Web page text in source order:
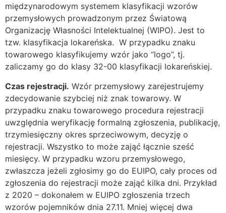
międzynarodowym systemem klasyfikacji wzorów
przemysłowych prowadzonym przez Światową
Organizację Własności Intelektualnej (WIPO). Jest to
tzw. klasyfikacja lokareńska. W przypadku znaku
towarowego klasyfikujemy wzór jako “logo”, tj.
zaliczamy go do klasy 32-00 klasyfikacji lokareńskiej.
Czas rejestracji. Wzór przemysłowy zarejestrujemy
zdecydowanie szybciej niż znak towarowy. W
przypadku znaku towarowego procedura rejestracji
uwzględnia weryfikację formalną zgłoszenia, publikację,
trzymiesięczny okres sprzeciwowym, decyzję o
rejestracji. Wszystko to może zająć łącznie sześć
miesięcy. W przypadku wzoru przemysłowego,
zwłaszcza jeżeli zgłosimy go do EUIPO, cały proces od
zgłoszenia do rejestracji może zająć kilka dni. Przykład
z 2020 – dokonałem w EUIPO zgłoszenia trzech
wzorów pojemników dnia 27.11. Mniej więcej dwa